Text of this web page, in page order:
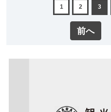
前へ
1 2 3